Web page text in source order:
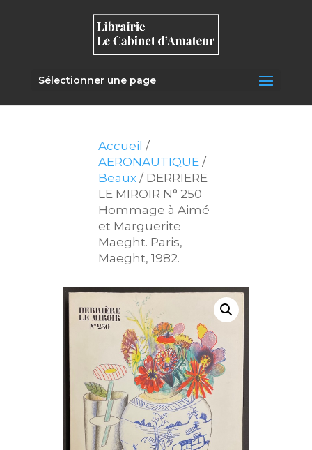
Sélectionner une page
Accueil /
AERONAUTIQUE /
Beaux / DERRIERE
LE MIROIR N° 250
Hommage à Aimé
et Marguerite
Maeght. Paris,
Maeght, 1982.